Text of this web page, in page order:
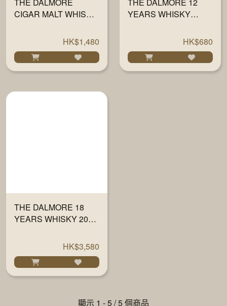
CIGAR MALT WHISKY
HK$1,480
YEARS WHISKY
HK$680
THE DALMORE 18
YEARS WHISKY 2022
HK$3,580
顯示 1 - 5 / 5 個商品